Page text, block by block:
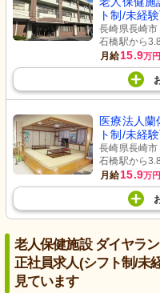
ト制/未経
長崎県長崎市
石橋駅から
月給15.9万円
医療法人
ト制/未経
長崎県長崎市
石橋駅から
月給15.9万円
老人保健施設 ダイヤラ
正社員求人(シフト制/未
見ています